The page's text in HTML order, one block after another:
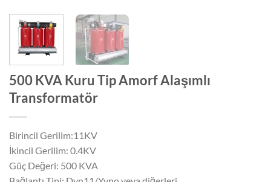
500 KVA Kuru Tip Amorf Alaşımlı
Transformatör
Birincil Gerilim:11KV
İkincil Gerilim: 0.4KV
Güç Değeri: 500 KVA